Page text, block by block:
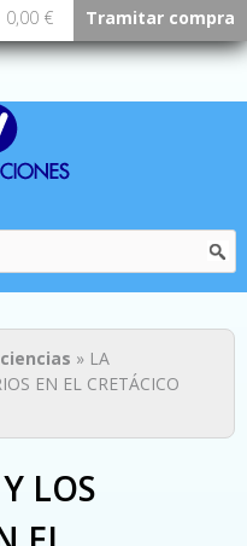
0,00 € Tramitar compra
» LA
EN EL CRETÁCICO
LOS